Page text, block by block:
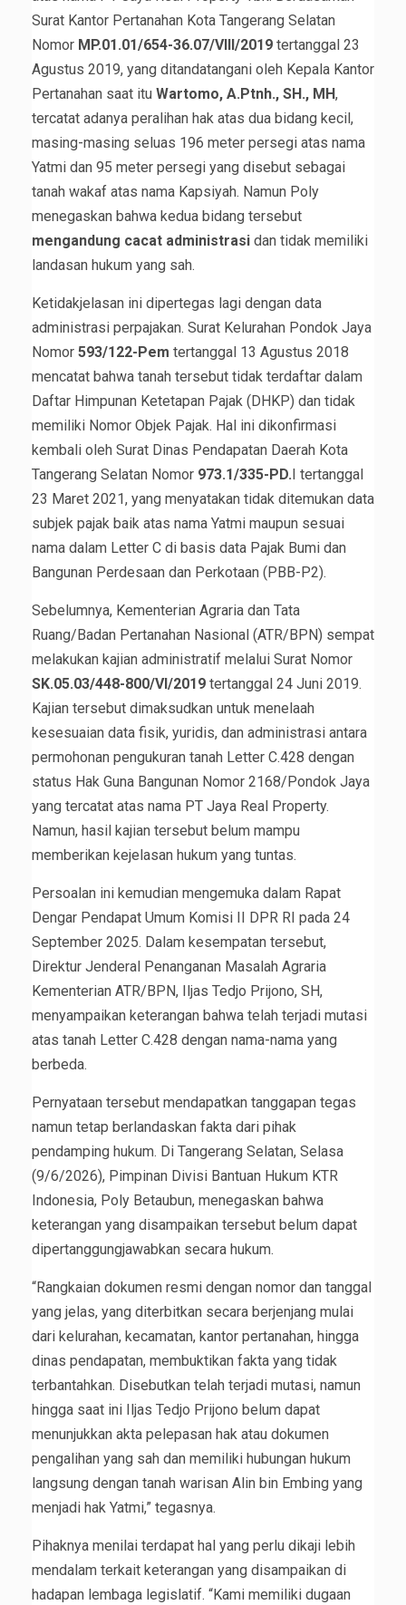
Surat Kantor Pertanahan Kota Tangerang Selatan
Nomor MP.01.01/654-36.07/VIII/2019 tertanggal 23
Agustus 2019, yang ditandatangani oleh Kepala Kantor
Pertanahan saat itu Wartomo, A.Ptnh., SH., MH,
tercatat adanya peralihan hak atas dua bidang kecil,
masing-masing seluas 196 meter persegi atas nama
Yatmi dan 95 meter persegi yang disebut sebagai
tanah wakaf atas nama Kapsiyah. Namun Poly
menegaskan bahwa kedua bidang tersebut
mengandung cacat administrasi dan tidak memiliki
landasan hukum yang sah.
Ketidakjelasan ini dipertegas lagi dengan data
administrasi perpajakan. Surat Kelurahan Pondok Jaya
Nomor 593/122-Pem tertanggal 13 Agustus 2018
mencatat bahwa tanah tersebut tidak terdaftar dalam
Daftar Himpunan Ketetapan Pajak (DHKP) dan tidak
memiliki Nomor Objek Pajak. Hal ini dikonfirmasi
kembali oleh Surat Dinas Pendapatan Daerah Kota
Tangerang Selatan Nomor 973.1/335-PD. I tertanggal
23 Maret 2021, yang menyatakan tidak ditemukan data
subjek pajak baik atas nama Yatmi maupun sesuai
nama dalam Letter C di basis data Pajak Bumi dan
Bangunan Perdesaan dan Perkotaan (PBB-P2).
Sebelumnya, Kementerian Agraria dan Tata
Ruang/Badan Pertanahan Nasional (ATR/BPN) sempat
melakukan kajian administratif melalui Surat Nomor
SK.05.03/448-800/VI/2019 tertanggal 24 Juni 2019.
Kajian tersebut dimaksudkan untuk menelaah
kesesuaian data fisik, yuridis, dan administrasi antara
permohonan pengukuran tanah Letter C.428 dengan
status Hak Guna Bangunan Nomor 2168/Pondok Jaya
yang tercatat atas nama PT Jaya Real Property.
Namun, hasil kajian tersebut belum mampu
memberikan kejelasan hukum yang tuntas.
Persoalan ini kemudian mengemuka dalam Rapat
Dengar Pendapat Umum Komisi II DPR RI pada 24
September 2025. Dalam kesempatan tersebut,
Direktur Jenderal Penanganan Masalah Agraria
Kementerian ATR/BPN, Iljas Tedjo Prijono, SH,
menyampaikan keterangan bahwa telah terjadi mutasi
atas tanah Letter C.428 dengan nama-nama yang
berbeda.
Pernyataan tersebut mendapatkan tanggapan tegas
namun tetap berlandaskan fakta dari pihak
pendamping hukum. Di Tangerang Selatan, Selasa
(9/6/2026), Pimpinan Divisi Bantuan Hukum KTR
Indonesia, Poly Betaubun, menegaskan bahwa
keterangan yang disampaikan tersebut belum dapat
dipertanggungjawabkan secara hukum.
“Rangkaian dokumen resmi dengan nomor dan tanggal
yang jelas, yang diterbitkan secara berjenjang mulai
dari kelurahan, kecamatan, kantor pertanahan, hingga
dinas pendapatan, membuktikan fakta yang tidak
terbantahkan. Disebutkan telah terjadi mutasi, namun
hingga saat ini Iljas Tedjo Prijono belum dapat
menunjukkan akta pelepasan hak atau dokumen
pengalihan yang sah dan memiliki hubungan hukum
langsung dengan tanah warisan Alin bin Embing yang
menjadi hak Yatmi,” tegasnya.
Pihaknya menilai terdapat hal yang perlu dikaji lebih
mendalam terkait keterangan yang disampaikan di
hadapan lembaga legislatif. “Kami memiliki dugaan